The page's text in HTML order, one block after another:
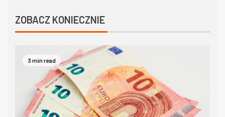
ZOBACZ KONIECZNIE
4 min read